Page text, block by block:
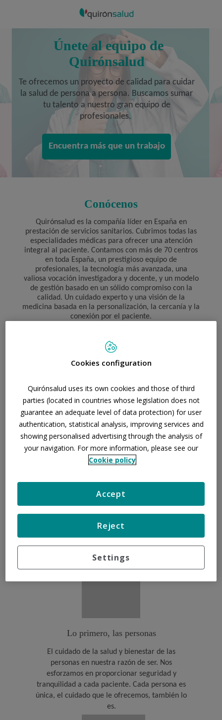
Únete al equipo de
Quirónsalud
Te ofrecemos un proyecto de calidad para cuidar
la salud de persona a persona. Buscamos sumar
tu talento a nuestro gran equipo de
profesionales.
Encuentra más que un trabajo
Conócenos
Quirónsalud es la compañía líder en España en
prestación de servicios sanitarios. Cubrimos todas las
especialidades médicas para ofrecer una atención
integral al paciente. Contamos con más de 70 centros
en toda España, un prestigioso equipo de
profesionales, la tecnología más avanzada, una
valiosa vocación investigadora y docente, y un modelo
de gestión basado en un sólido compromiso con la
calidad. Un cuidado experto y una visión de la
medicina basada en la personalización, la cercanía y la
conexión por el paciente.
Nuestros valores
Nuestros valores son los pilares que sustentan nuestra
cómo somos hoy y cómo vamos a ser en el futuro.
Hablan sobre nuestra manera de entender la salud y
diferentes y únicos. Son nuestra identidad:
Lo primero, las personas
El cuidado de la salud y bienestar de las
personas en nuestra razón de ser. Nos
esforzamos en proporcionar seguridad y
tranquilidad a cada paciente. Cada persona es
única, el cuidado que le ofrecemos, también lo
es.
Cookies configuration
Quirónsalud uses its own cookies and those of third
parties (located in countries whose legislation does not
guarantee an adequate level of data protection) for user
authentication, statistical analysis, improving services and
showing personalised advertising through the analysis of
your navigation. For more information, please see our
Cookie policy
Settings
Reject
Accept